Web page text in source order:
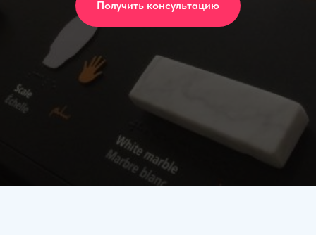
Получить консультацию